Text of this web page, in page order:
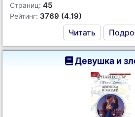
Страниц: 45
Рейтинг: 3769 (4.19)
Читать
Девушка и